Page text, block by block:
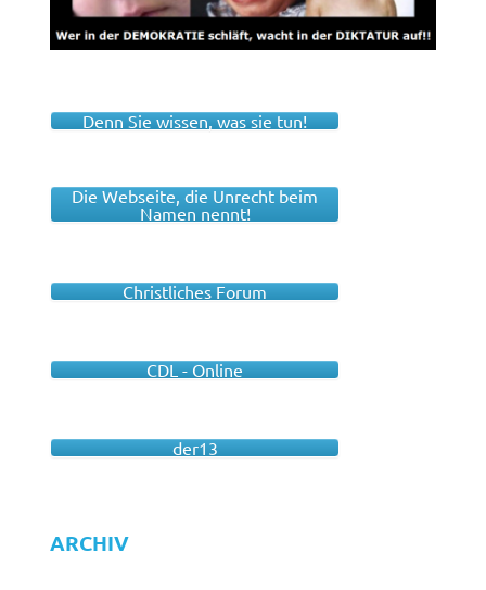
Denn Sie wissen, was sie tun!
Die Webseite, die Unrecht beim
Namen nennt!
Christliches Forum
CDL - Online
der13
ARCHIV